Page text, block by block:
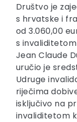
Društvo je
s hrvatske i
od 3.060,00
s
Jean Claude
uručio je
Udruge
riječima
isključivo na
invaliditetom